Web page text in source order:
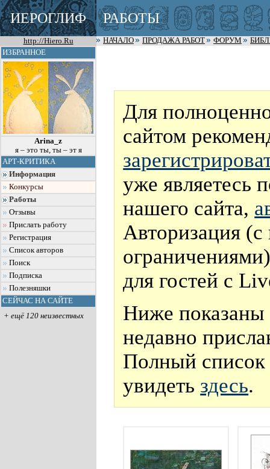
ИЕРОГЛИФ РАБОТЫ
http://Hiero.Ru НАЧАЛО ПРОДАЖА РАБОТ ФОРУМ
ИЗБРАННОЕ
Arina_z
я – это ты, ты – эт я
АРТ-КРИТИКА
Информация
Конкурсы
Работы
Отзывы
Прислать работу
Регистрация
Список авторов
Поиск
Подписка
Полезняшки
СЕЙЧАС НА САЙТЕ
+ ещё 120 неизвестных
Для
сайтом
уже являетесь
нашего сайта,
Авторизация
для гостей с
Ниже показаны
недавно
Полный
увидеть здесь.